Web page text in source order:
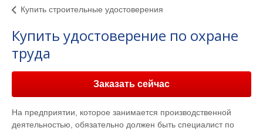
Купить строительные удостоверения
Купить удостоверение по охране
труда
Заказать сейчас
На предприятии, которое занимается производственной
деятельностью, обязательно должен быть специалист по